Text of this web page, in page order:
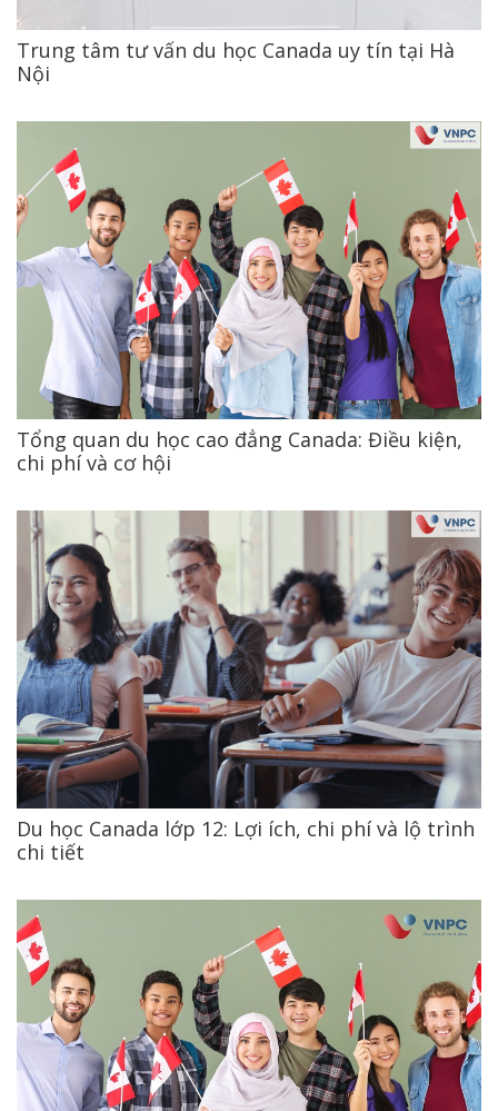
Trung tâm tư vấn du học Canada uy tín tại Hà
Nội
Tổng quan du học cao đẳng Canada: Điều kiện,
chi phí và cơ hội
Du học Canada lớp 12: Lợi ích, chi phí và lộ trình
chi tiết